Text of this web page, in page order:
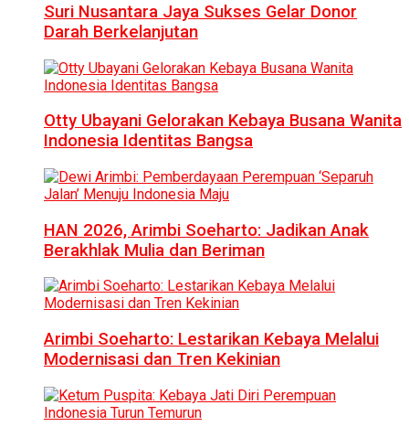
Suri Nusantara Jaya Sukses Gelar Donor
Darah Berkelanjutan
Otty Ubayani Gelorakan Kebaya Busana Wanita
Indonesia Identitas Bangsa
HAN 2026, Arimbi Soeharto: Jadikan Anak
Berakhlak Mulia dan Beriman
Arimbi Soeharto: Lestarikan Kebaya Melalui
Modernisasi dan Tren Kekinian